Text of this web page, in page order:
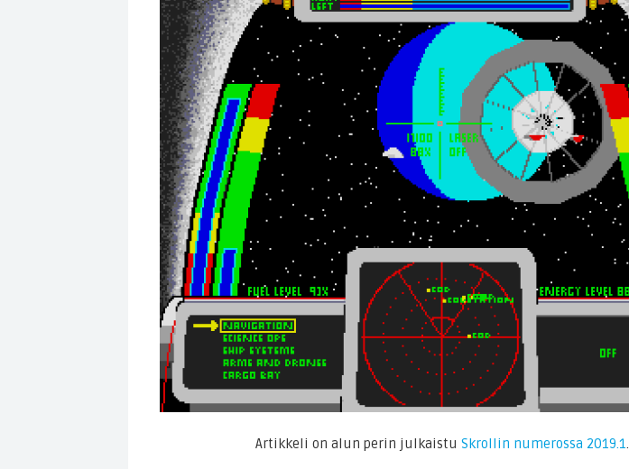
Artikkeli on alun perin julkaistuSkrollin numerossa 2019.1.